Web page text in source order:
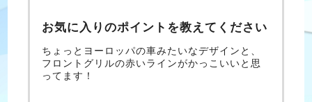
お気に入りのポイントを教えてください
ちょっとヨーロッパの車みたいなデザインと、
フロントグリルの赤いラインがかっこいいと思
ってます！